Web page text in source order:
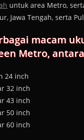
untuk area Metro,
Jawa Tengah, serta
macam
Metro,
24 inch
32 inch
43 inch
50 inch
60 inch